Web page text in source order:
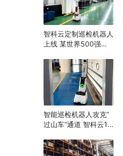
智科云定制巡检机器人
上线 某世界500强企
隐患，辅助生产管理
智能巡检机器人攻克”
过山车”通道 智科云1.8
打造安全生产新范例